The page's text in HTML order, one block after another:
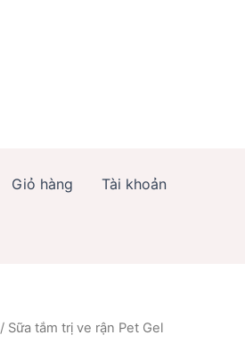
Giỏ hàng Tài khoản
/ Sữa tắm trị ve rận Pet Gel